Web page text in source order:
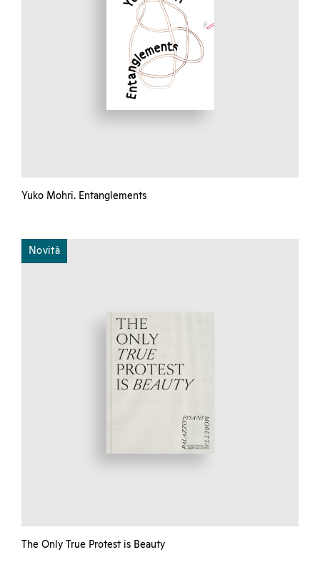
Yuko Mohri. Entanglements
Novità
The Only True Protest is Beauty